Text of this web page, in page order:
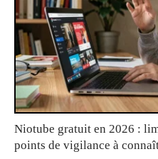
Niotube gratuit en 2026 :
points de vigilance à